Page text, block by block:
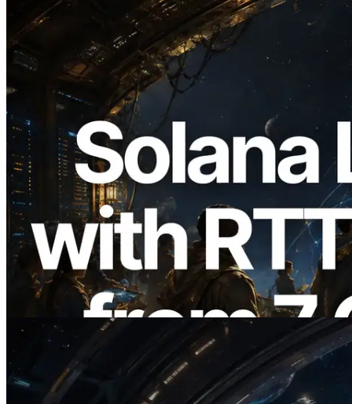
2026.08.05
ERPC erweitert Solana Leader Slot API
um Ping-Messung aus 7 globalen
Regionen — Validators Information API
ebenfalls gestartet
Lesen Sie diesen Artikel